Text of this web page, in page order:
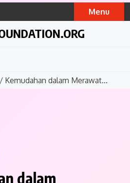
Menu
/ Kemudahan dalam Merawat...
dalam